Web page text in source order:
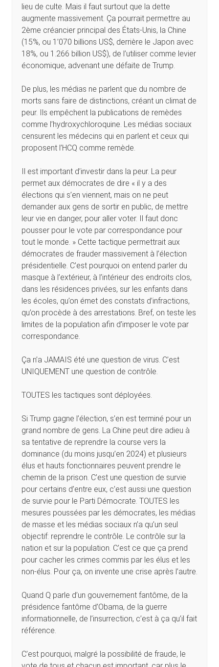
lieu de culte. Mais il faut surtout que la dette
augmente massivement. Ça pourrait permettre au
2ème créancier principal des États-Unis, la Chine
(15%, ou 1’070 billions US$, derrière le Japon avec
18%, ou 1.266 billion US$), de l’utiliser comme levier
économique, advenant une défaite de Trump.
De plus, les médias ne parlent que du nombre de
morts sans faire de distinctions, créant un climat de
peur. Ils empêchent la publications de remèdes
comme l’hydroxychloroquine. Les médias sociaux
censurent les médecins qui en parlent et ceux qui
proposent l’HCQ comme remède.
Il est important d’investir dans la peur. La peur
permet aux démocrates de dire « il y a des
élections qui s’en viennent, mais on ne peut
demander aux gens de sortir en public, de mettre
leur vie en danger, pour aller voter. Il faut donc
pousser pour le vote par correspondance pour
tout le monde. » Cette tactique permettrait aux
démocrates de frauder massivement à l’élection
présidentielle. C’est pourquoi on entend parler du
masque à l’extérieur, à l’intérieur des endroits clos,
dans les résidences privées, sur les enfants dans
les écoles, qu’on émet des constats d’infractions,
qu’on procède à des arrestations. Bref, on teste les
limites de la population afin d’imposer le vote par
correspondance.
Ça n’a JAMAIS été une question de virus. C’est
UNIQUEMENT une question de contrôle.
TOUTES les tactiques sont déployées.
Si Trump gagne l’élection, s’en est terminé pour un
grand nombre de gens. La Chine peut dire adieu à
sa tentative de reprendre la course vers la
dominance (du moins jusqu’en 2024) et plusieurs
élus et hauts fonctionnaires peuvent prendre le
chemin de la prison. C’est une question de survie
pour certains d’entre eux, c’est aussi une question
de survie pour le Parti Démocrate. TOUTES les
mesures poussées par les démocrates, les médias
de masse et les médias sociaux n’a qu’un seul
objectif: reprendre le contrôle. Le contrôle sur la
nation et sur la population. C’est ce que ça prend
pour cacher les crimes commis par les élus et les
non-élus. Pour ça, on invente une crise après l’autre.
Quand Q parle d’un gouvernement fantôme, de la
présidence fantôme d’Obama, de la guerre
informationnelle, de l’insurrection, c’est à ça qu’il fait
référence.
C’est pourquoi, malgré la possibilité de fraude, le